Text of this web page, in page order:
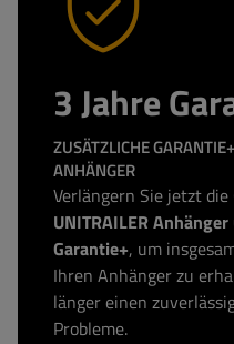
3 Jahre
ZUSÄTZLICHE
ANHÄNGER
Verlängern Sie jetzt
UNITRAILER
Garantie+, um
Ihren Anhänger zu
länger einen
Probleme.